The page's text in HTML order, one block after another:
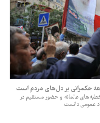
حکمرانی بر دل‌های مردم است
خطبه‌های عالمانه و حضور مستقیم در
عمومی دانست